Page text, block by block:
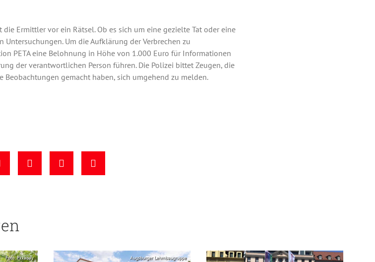
Ermittler vor ein Rätsel. Ob es sich um eine gezielte Tat oder eine
Um die Aufklärung der Verbrechen zu
PETA eine Belohnung in Höhe von 1.000 Euro für Informationen
der verantwortlichen Person führen. Die Polizei bittet Zeugen, die
Beobachtungen gemacht haben, sich umgehend zu melden.
Foto: Pixabay Augsburger Lehmbaugruppe